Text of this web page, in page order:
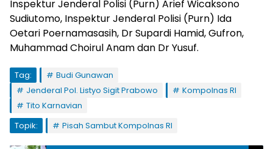
Inspektur Jenderal Polisi (Purn) Arief Wicaksono
Sudiutomo, Inspektur Jenderal Polisi (Purn) Ida
Oetari Poernamasasih, Dr Supardi Hamid, Gufron,
Muhammad Choirul Anam dan Dr Yusuf.
Tag:
Budi Gunawan
Jenderal Pol. Listyo Sigit Prabowo
Kompolnas RI
Tito Karnavian
Topik:
Pisah Sambut Kompolnas RI